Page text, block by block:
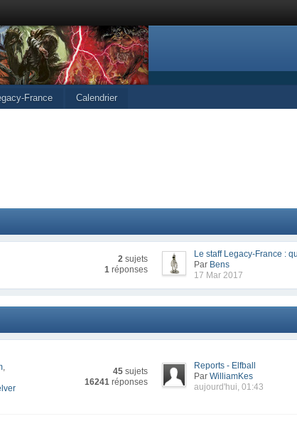
France Calendrier
2 sujets
1 réponses
Le staff Legacy-France :
Par Bens
17 Mar 2017
,
45 sujets
16241 réponses
Reports - Elfball
ParWilliamKes
aujourd'hui, 01:43